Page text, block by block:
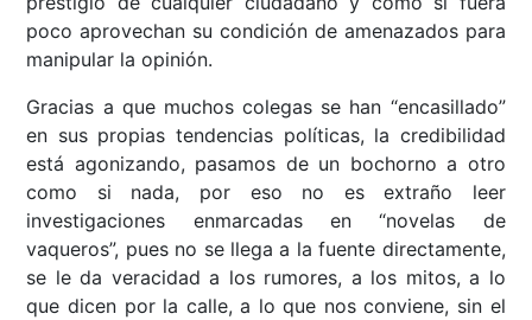
poco aprovechan su condición de amenazados para
manipular la opinión.
Gracias a que muchos colegas se han “encasillado”
en sus propias tendencias políticas, la credibilidad
está agonizando, pasamos de un bochorno a otro
como si nada, por eso no es extraño leer
investigaciones enmarcadas en “novelas de
vaqueros”, pues no se llega a la fuente directamente,
se le da veracidad a los rumores, a los mitos, a lo
que dicen por la calle, a lo que nos conviene, sin el